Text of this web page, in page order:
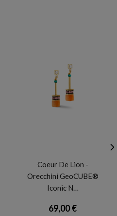
Coeur De Lion -
Orecchini GeoCUBE®
Iconic N…
69,00 €